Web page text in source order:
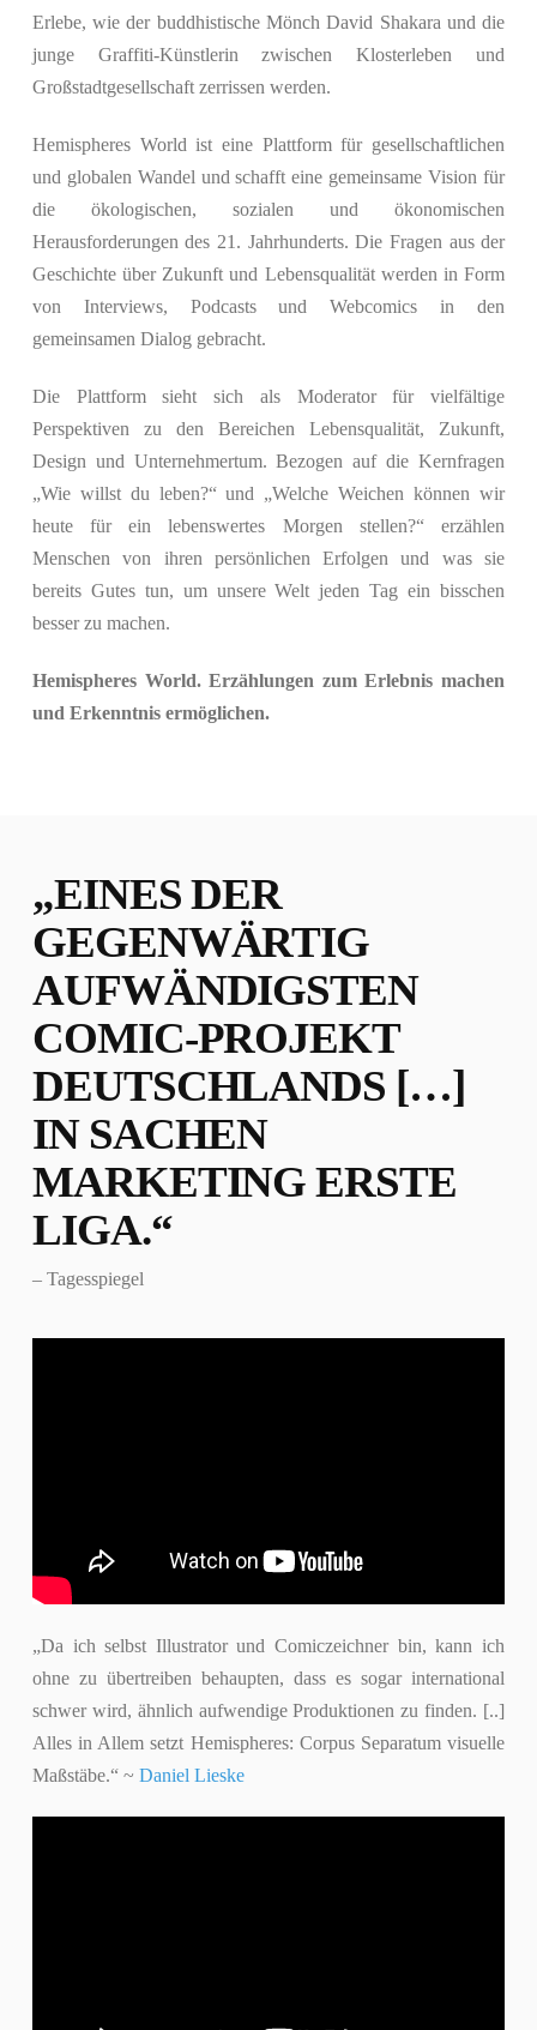
Erlebe, wie der buddhistische Mönch David Shakara und die
junge Graffiti-Künstlerin zwischen Klosterleben und
Großstadtgesellschaft zerrissen werden.
Hemispheres World ist eine Plattform für gesellschaftlichen
und globalen Wandel und schafft eine gemeinsame Vision für
die ökologischen, sozialen und ökonomischen
Herausforderungen des 21. Jahrhunderts. Die Fragen aus der
Geschichte über Zukunft und Lebensqualität werden in Form
von Interviews, Podcasts und Webcomics in den
gemeinsamen Dialog gebracht.
Die Plattform sieht sich als Moderator für vielfältige
Perspektiven zu den Bereichen Lebensqualität, Zukunft,
Design und Unternehmertum. Bezogen auf die Kernfragen
„Wie willst du leben?“ und „Welche Weichen können wir
heute für ein lebenswertes Morgen stellen?“ erzählen
Menschen von ihren persönlichen Erfolgen und was sie
bereits Gutes tun, um unsere Welt jeden Tag ein bisschen
besser zu machen.
Hemispheres World. Erzählungen zum Erlebnis machen
und Erkenntnis ermöglichen.
„EINES DER
GEGENWÄRTIG
AUFWÄNDIGSTEN
COMIC-PROJEKT
DEUTSCHLANDS […]
IN SACHEN
MARKETING ERSTE
LIGA.“
– Tagesspiegel
„Da ich selbst Illustrator und Comiczeichner bin, kann ich
ohne zu übertreiben behaupten, dass es sogar international
schwer wird, ähnlich aufwendige Produktionen zu finden. [..]
Alles in Allem setzt Hemispheres: Corpus Separatum visuelle
Maßstäbe.“ ~ Daniel Lieske